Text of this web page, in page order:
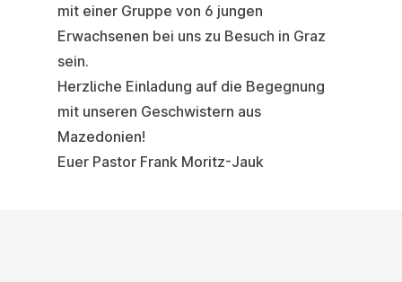
mit einer Gruppe von 6 jungen
Erwachsenen bei uns zu Besuch in Graz
sein.
Herzliche Einladung auf die Begegnung
mit unseren Geschwistern aus
Mazedonien!
Euer Pastor Frank Moritz-Jauk